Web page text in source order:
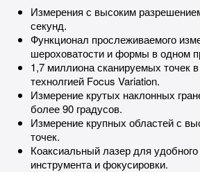
Измерения с высоким
секунд.
Функционал прослеживаемого
шероховатости и формы в одном
1,7 миллиона сканируемых точек
технолгией Focus Variation.
Измерение крутых наклонных
более 90 градусов.
Измерение крупных областей с
точек.
Коаксиальный лазер для
инструмента и фокусировки.